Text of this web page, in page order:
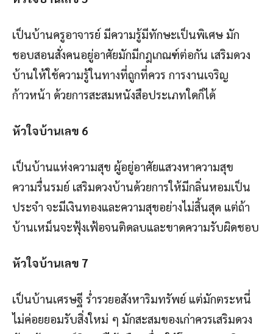
เป็นบ้านครูอาจารย์ มีความรู้มีทักษะเป็นพิเศษ มัก
ชอบสอนสั่งคนอยู่อาศัยมักมีกฎเกณฑ์ต่อกัน เสริมดวง
บ้านให้ใช้ความรู้ในทางที่ถูกที่ควร การงานเจริญ
ก้าวหน้า ด้วยการสะสมหนังสือประเภทใดก็ได้
หัวใจบ้านเลข 6
เป็นบ้านแห่งความสุข ผู้อยู่อาศัยแสวงหาความสุข
ความรื่นรมย์ เสริมดวงบ้านด้วยการให้มีกลิ่นหอมเป็น
ประจำ จะมีเงินทองและความสุขอย่างไม่สิ้นสุด แต่ถ้า
บ้านเหม็นจะฟุ้งเฟ้อจนติดลบและขาดความรับผิดชอบ
หัวใจบ้านเลข 7
เป็นบ้านเศรษฐี ร่ำรวยอสังหาริมทรัพย์ แต่มักตระหนี่
ไม่ค่อยยอมรับสิ่งใหม่ ๆ มักสะสมของเก่าควรเสริมดวง